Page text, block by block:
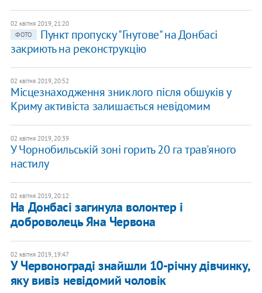
02 квітня 2019, 21:20
ФОТО
Пункт пропуску "Гнутове" на Донбасі
закриють на реконструкцію
02 квітня 2019, 20:52
Місцезнаходження зниклого після обшуків у
Криму активіста залишається невідомим
02 квітня 2019, 20:39
У Чорнобильській зоні горить 20 га трав'яного
настилу
02 квітня 2019, 20:12
На Донбасі загинула волонтер і
доброволець Яна Червона
02 квітня 2019, 19:47
У Червонограді знайшли 10-річну дівчинку,
яку вивіз невідомий чоловік